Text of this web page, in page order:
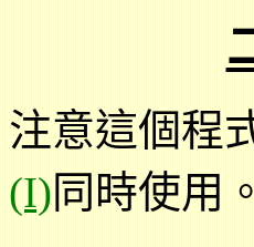
注意這個程
(I)同時使用。